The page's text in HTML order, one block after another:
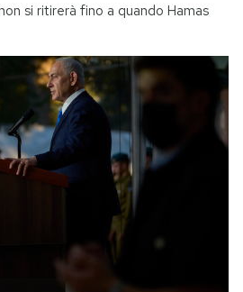
si ritirerà fino a quando Hamas